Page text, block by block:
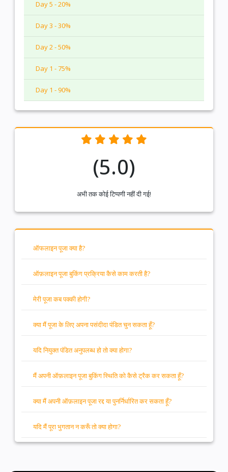
Day 5 - 20%
Day 3 - 30%
Day 2 - 50%
Day 1 - 75%
Day 1 - 90%
(5.0)
अभी तक कोई टिप्पणी नहीं दी गई!
ऑफलाइन पूजा क्या है?
ऑफ़लाइन पूजा बुकिंग प्रक्रिया कैसे काम करती है?
मेरी पूजा कब पक्की होगी?
क्या मैं पूजा के लिए अपना पसंदीदा पंडित चुन सकता हूँ?
यदि नियुक्त पंडित अनुपलब्ध हो तो क्या होगा?
मैं अपनी ऑफ़लाइन पूजा बुकिंग स्थिति को कैसे ट्रैक कर सकता हूँ?
क्या मैं अपनी ऑफ़लाइन पूजा रद्द या पुनर्निर्धारित कर सकता हूँ?
यदि मैं पूरा भुगतान न करूँ तो क्या होगा?